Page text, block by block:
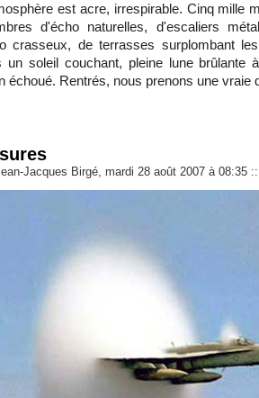
est acre, irrespirable. Cinq mille
d'écho naturelles, d'escaliers
crasseux, de terrasses surplombant
un soleil couchant, pleine lune brûlante
échoué. Rentrés, nous prenons une vraie
Jacques Birgé, mardi 28 août 2007 à 08:35 ::